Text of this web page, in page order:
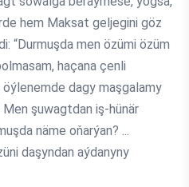
hem Maksat geljegini göz
“Durmuşda men özümi özüm
haçana çenli
öýlenemde dagy maşgalamy
şuwagtdan iş-hünär
näme oňarýan? ...
daşyndan aýdanyny